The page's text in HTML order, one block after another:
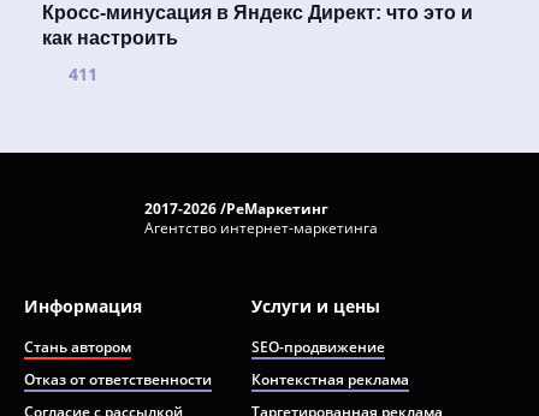
Кросс-минусация в Яндекс Директ: что это и
как настроить
411
2017-2026 /РеМаркетинг
Агентство интернет-маркетинга
Информация
Стань автором
Отказ от ответственности
Согласие с рассылкой
Услуги и цены
SEO-продвижение
Контекстная реклама
Таргетированная реклама